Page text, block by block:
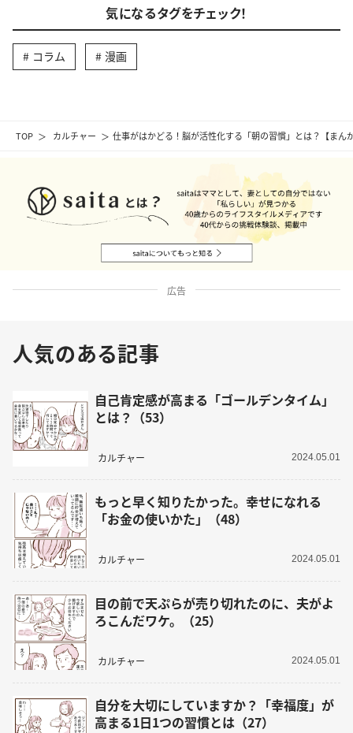
TOP カルチャー 仕事がはかどる！脳が活性化する「朝の習慣」とは？【まん
気になるタグをチェック！
コラム 漫画
広告
人気のある記事
自己肯定感が高まる「ゴールデンタイム」
とは？（53）
カルチャー 2024.05.01
もっと早く知りたかった。幸せになれる
「お金の使いかた」（48）
カルチャー 2024.05.01
目の前で天ぷらが売り切れたのに、夫がよ
ろこんだワケ。（25）
カルチャー 2024.05.01
自分を大切にしていますか？「幸福度」が
高まる1日1つの習慣とは（27）